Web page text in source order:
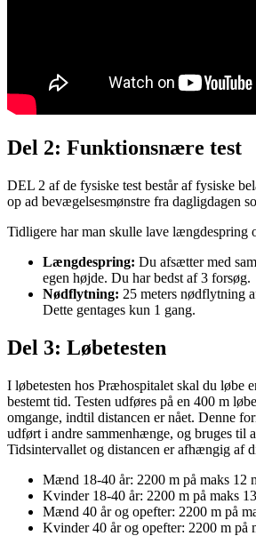
Del 2: Funktionsnære test
DEL 2 af de fysiske test består af fysiske
op ad bevægelsesmønstre fra dagligdagen
Tidligere har man skulle lave længdespring
Længdespring: Du afsætter med
egen højde. Du har bedst af 3 forsøg.
Nødflytning: 25 meters nødflytning
Dette gentages kun 1 gang.
Del 3: Løbetesten
I løbetesten hos Præhospitalet skal du løbe
bestemt tid. Testen udføres på en 400 m
omgange, indtil distancen er nået. Denne
udført i andre sammenhænge, og bruges til
Tidsintervallet og distancen er afhængig af
Mænd 18-40 år: 2200 m på maks 12
Kvinder 18-40 år: 2200 m på maks
Mænd 40 år og opefter: 2200 m på
Kvinder 40 år og opefter: 2200 m på